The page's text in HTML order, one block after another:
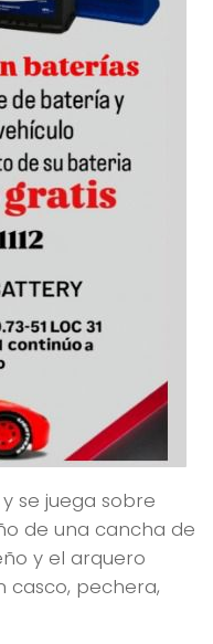
se juega sobre
de una cancha de
y el arquero
casco, pechera,